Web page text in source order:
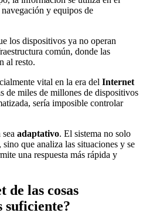
y equipos de
los dispositivos ya no operan
común, donde las
al resto.
vital en la era del Internet
de miles de millones de dispositivos
sería imposible controlar
adaptativo. El sistema no solo
que analiza las situaciones y se
una respuesta más rápida y
de las cosas
suficiente?